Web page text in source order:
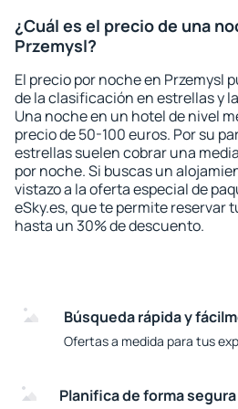
¿Cuál es el precio de una
Przemysl?
El precio por noche en Przemysl
de la clasificación en estrellas y
Una noche en un hotel de nivel
precio de 50-100 euros. Por su
estrellas suelen cobrar una
por noche. Si buscas un
vistazo a la oferta especial de
eSky.es, que te permite reservar
hasta un 30% de descuento.
Búsqueda rápida y
Ofertas a medida para tus
Planifica de forma segura